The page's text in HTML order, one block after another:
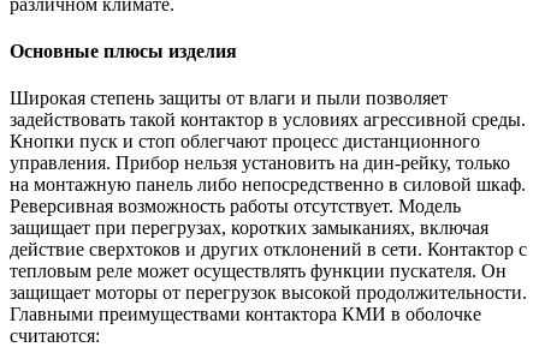
Основные плюсы изделия
Широкая степень защиты от влаги и пыли позволяет
задействовать такой контактор в условиях агрессивной среды.
Кнопки пуск и стоп облегчают процесс дистанционного
управления. Прибор нельзя установить на дин-рейку, только
на монтажную панель либо непосредственно в силовой шкаф.
Реверсивная возможность работы отсутствует. Модель
защищает при перегрузах, коротких замыканиях, включая
действие сверхтоков и других отклонений в сети. Контактор с
тепловым реле может осуществлять функции пускателя. Он
защищает моторы от перегрузок высокой продолжительности.
Главными преимуществами контактора КМИ в оболочке
считаются: